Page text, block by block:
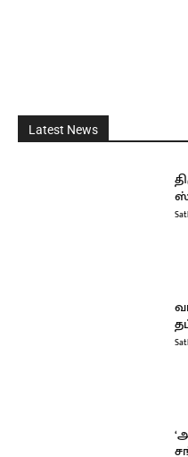
Latest News